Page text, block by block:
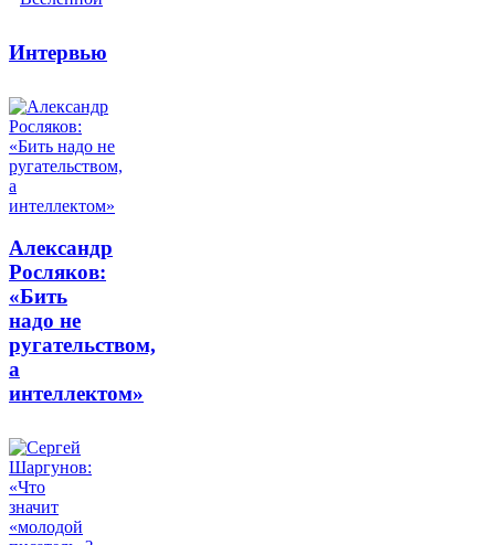
Интервью
Александр
Росляков:
«Бить
надо не
ругательством,
а
интеллектом»